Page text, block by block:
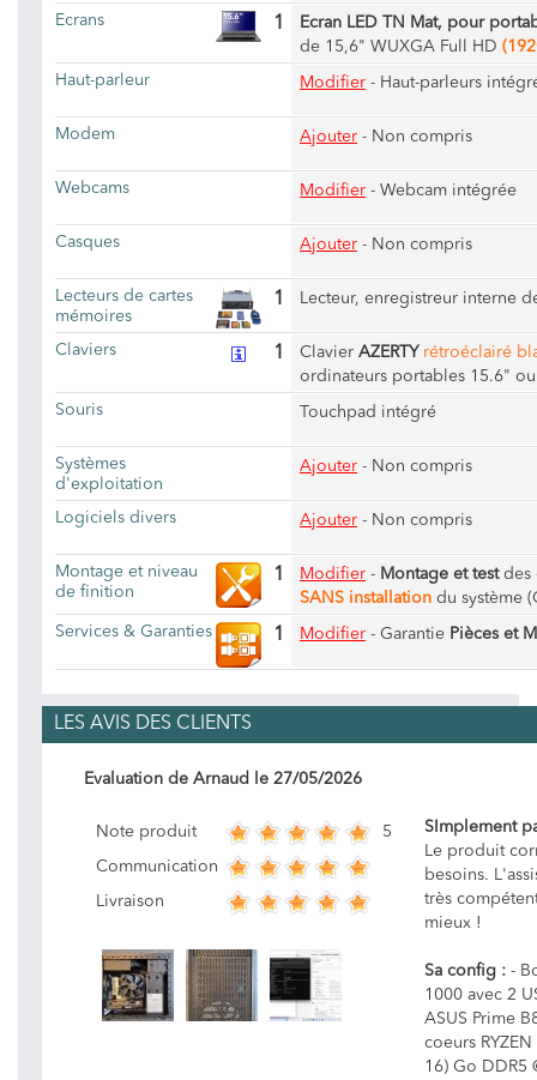
Ecrans 1
Ecran LED TN Mat, pour
de 15,6" WUXGA Full HD
Haut-parleur
Modifier - Haut-parleurs
Modem Ajouter - Non compris
Webcams Modifier - Webcam intégrée
Casques Ajouter - Non compris
Lecteurs de cartes
mémoires
1 Lecteur, enregistreur interne
Claviers 1 Clavier AZERTY rétroéclairé
ordinateurs portables 15.6"
Souris
Touchpad intégré
Systèmes
d'exploitation
Ajouter - Non compris
Logiciels divers Ajouter - Non compris
Montage et niveau
de finition
1 Modifier - Montage et testdes
SANS installation du système
Services & Garanties
1 Modifier - Garantie Pièces et
LES AVIS DES CLIENTS
Evaluation de Arnaud le 27/05/2026
Note produit 5
Communication
Livraison
SImplement
Le produit
besoins.
très
mieux !
Sa config : -
1000 avec 2
ASUS Prime
coeurs
16) Go DDR5